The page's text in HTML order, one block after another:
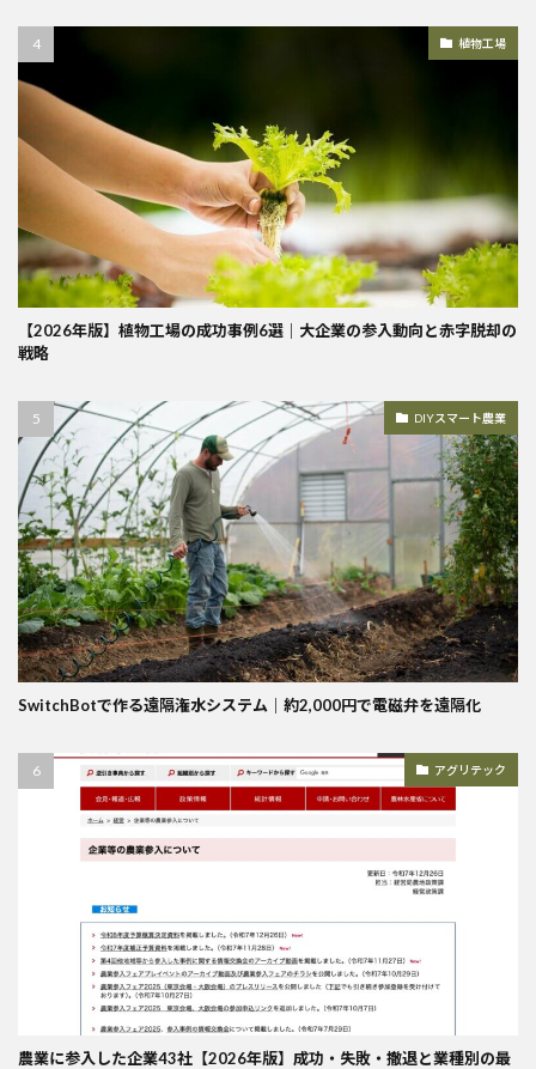
植物工場
【2026年版】植物工場の成功事例6選｜大企業の参入動向と赤字脱却の
戦略
DIYスマート農業
SwitchBotで作る遠隔潅水システム｜約2,000円で電磁弁を遠隔化
アグリテック
農業に参入した企業43社【2026年版】成功・失敗・撤退と業種別の最